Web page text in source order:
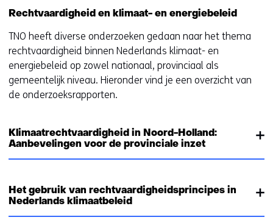
Rechtvaardigheid en klimaat- en energiebeleid
TNO heeft diverse onderzoeken gedaan naar het thema
rechtvaardigheid binnen Nederlands klimaat- en
energiebeleid op zowel nationaal, provinciaal als
gemeentelijk niveau. Hieronder vind je een overzicht van
de onderzoeksrapporten.
Klimaatrechtvaardigheid in Noord-Holland:
Aanbevelingen voor de provinciale inzet
Het gebruik van rechtvaardigheidsprincipes in
Nederlands klimaatbeleid